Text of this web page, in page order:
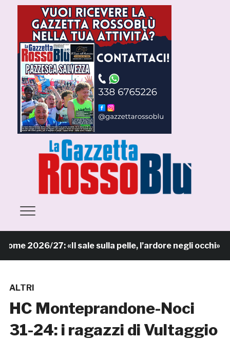
2026/27: «Il sale sulla pelle, l’ardore negli occhi»
ALTRI
HC Monteprandone-Noci
31-24: i ragazzi di Vultaggio